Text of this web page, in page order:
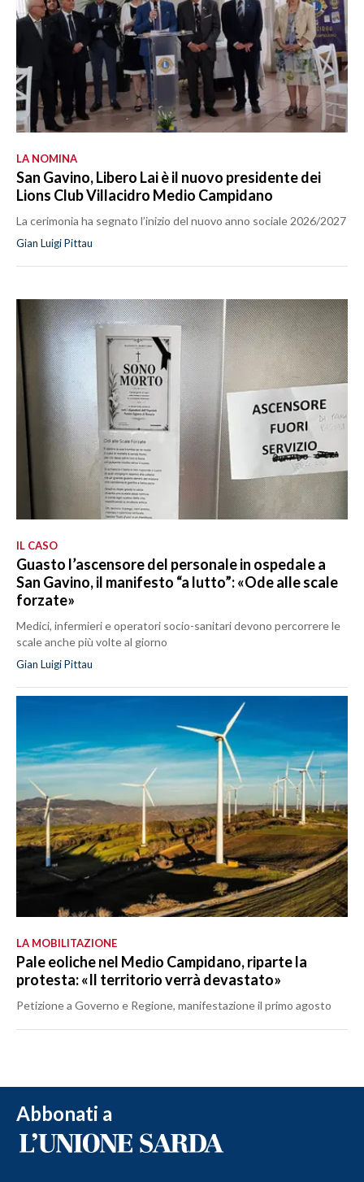
LA NOMINA
San Gavino, Libero Lai è il nuovo presidente dei
Lions Club Villacidro Medio Campidano
La cerimonia ha segnato l’inizio del nuovo anno sociale 2026/2027
Gian Luigi Pittau
IL CASO
Guasto l’ascensore del personale in ospedale a
San Gavino, il manifesto “a lutto”: «Ode alle scale
forzate»
Medici, infermieri e operatori socio-sanitari devono percorrere le
scale anche più volte al giorno
Gian Luigi Pittau
LA MOBILITAZIONE
Pale eoliche nel Medio Campidano, riparte la
protesta: «Il territorio verrà devastato»
Petizione a Governo e Regione, manifestazione il primo agosto
Abbonati a